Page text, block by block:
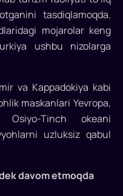
tasdiqlamoqda.
mojarolar keng
ushbu nizolarga
va Kappadokiya kabi
maskanlari Yevropa,
Tinch okeani
uzluksiz qabul
davom etmoqda